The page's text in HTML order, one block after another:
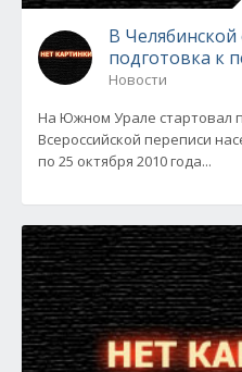
В Челябинской
подготовка к
Новости
На Южном Урале стартовал
Всероссийской переписи
по 25 октября 2010 года...